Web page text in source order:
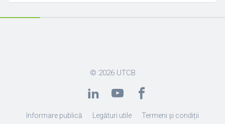
© 2026 UTCB
Informare publică Legături utile
Termeni și condiții